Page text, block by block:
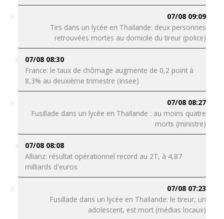
07/08 09:09
Tirs dans un lycée en Thaïlande: deux personnes
retrouvées mortes au domicile du tireur (police)
07/08 08:30
France: le taux de chômage augmente de 0,2 point à
8,3% au deuxième trimestre (Insee)
07/08 08:27
Fusillade dans un lycée en Thaïlande : au moins quatre
morts (ministre)
07/08 08:08
Allianz: résultat opérationnel record au 2T, à 4,87
milliards d'euros
07/08 07:23
Fusillade dans un lycée en Thaïlande: le tireur, un
adolescent, est mort (médias locaux)